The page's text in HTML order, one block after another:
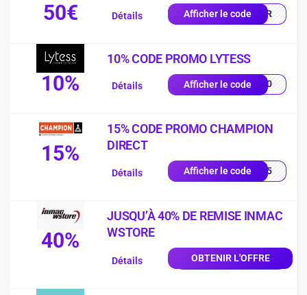
50€ Afficher le code0-FR
Détails
10%
10% CODE PROMO LYTESS
Afficher le codeSS10
Détails
15%
15% CODE PROMO CHAMPION
DIRECT
Afficher le codeUE15
Détails
40%
JUSQU’À 40% DE REMISE INMAC
WSTORE
OBTENIR L'OFFRE
Détails